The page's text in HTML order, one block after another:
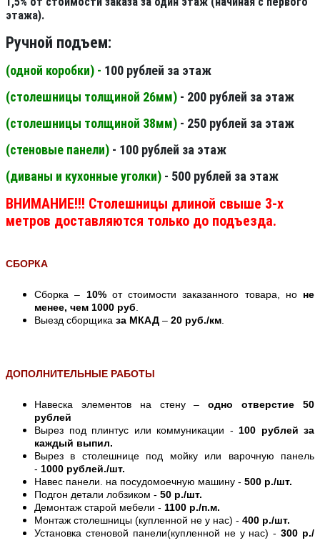
этажа).
Ручной подъем:
(одной коробки) - 100 рублей за этаж
(столешницы толщиной 26мм) - 200 рублей за этаж
(столешницы толщиной 38мм) - 250 рублей за этаж
(стеновые панели) - 100 рублей за этаж
(диваны и кухонные уголки) - 500 рублей за этаж
ВНИМАНИЕ!!! Столешницы длиной свыше 3-х
метров доставляются только до подъезда.
СБОРКА
Сборка – 10%от стоимости заказанного товара, но не
менее, чем 1000 руб
Выезд сборщика за МКАД – 20 руб./км
ДОПОЛНИТЕЛЬНЫЕ РАБОТЫ
Навеска элементов на стену –одно отверстие 50
рублей
Вырез под плинтус или коммуникации - 100 рублей за
каждый выпил.
Вырез в столешнице под мойку или варочную панель
- 1000 рублей./шт.
Навес панели. на посудомоечную машину - 500 р./шт.
Подгон детали лобзиком - 50 р./шт.
Демонтаж старой мебели - 1100 р./п.м.
Монтаж столешницы (купленной не у нас) - 400 р./шт.
Установка стеновой панели(купленной не у нас) -300 р./